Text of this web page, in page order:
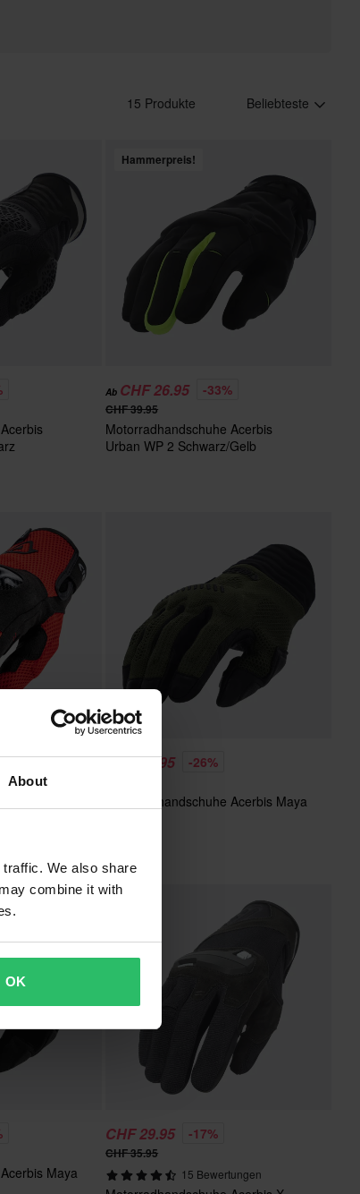
About
We also share
combine it with
OK
15 Produkte Beliebteste
Hammerpreis!
Ab CHF 26.95 -33%
CHF 39.95
Motorradhandschuhe Acerbis
Urban WP 2 Schwarz/Gelb
CHF 51.95 -26%
Motorradhandschuhe Acerbis Maya
Maya
CHF 29.95 -17%
CHF 35.95
15 Bewertungen